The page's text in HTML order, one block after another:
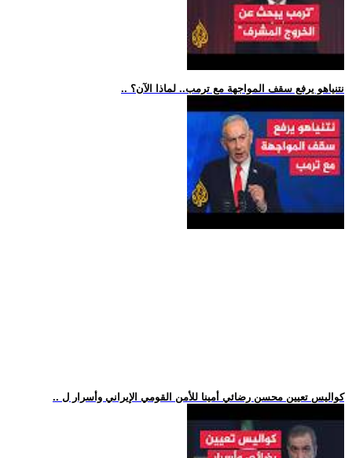
.. نتنياهو يرفع سقف المواجهة مع ترمب.. لماذا الآن؟
.. كواليس تعيين محسن رضائي أمينا للأمن القومي الإيراني وأسرار ل